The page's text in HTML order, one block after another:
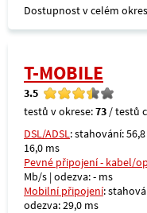
Dostupnost v celém
T-MOBILE
3.5
testů v okrese:73 / testů
DSL/ADSL: stahování:
16,0 ms
Pevné připojení - kabel/
Mb/s | odezva: - ms
Mobilní připojení:
odezva: 29,0 ms